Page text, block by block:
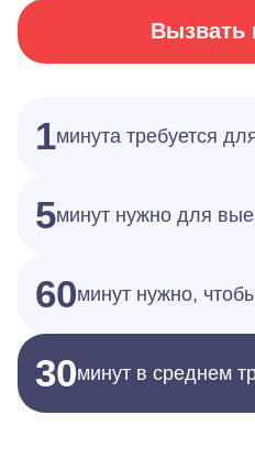
Вызвать
1минута требуется
5минут нужно для
60минут нужно,
30минут в среднем